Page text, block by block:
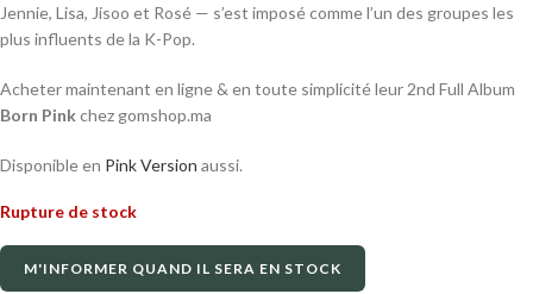
Jennie, Lisa, Jisoo et Rosé — s’est imposé comme l’un des groupes les
plus influents de la K-Pop.
Acheter maintenant en ligne & en toute simplicité leur 2nd Full Album
Born Pinkchez gomshop.ma
Disponible en Pink Version aussi.
Rupture de stock
M'INFORMER QUAND IL SERA EN STOCK